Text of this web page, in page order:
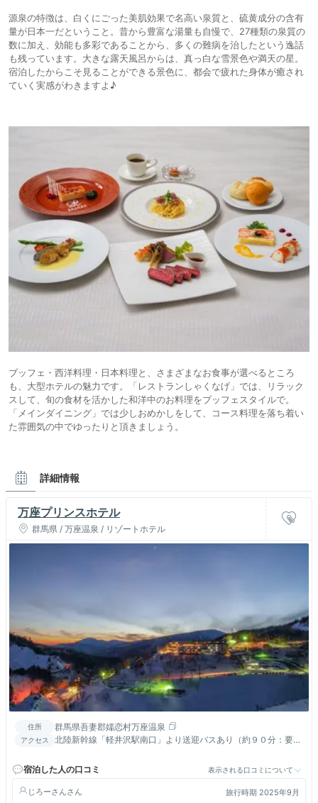
源泉の特徴は、白くにごった美肌効果で名高い泉質と、硫黄成分の含有
量が日本一だということ。昔から豊富な湯量も自慢で、27種類の泉質の
数に加え、効能も多彩であることから、多くの難病を治したという逸話
も残っています。大きな露天風呂からは、真っ白な雪景色や満天の星。
宿泊したからこそ見ることができる景色に、都会で疲れた身体が癒され
ていく実感がわきますよ♪
ブッフェ・西洋料理・日本料理と、さまざまなお食事が選べるところ
も、大型ホテルの魅力です。「レストランしゃくなげ」では、リラック
スして、旬の食材を活かした和洋中のお料理をブッフェスタイルで。
「メインダイニング」では少しおめかしをして、コース料理を落ち着い
た雰囲気の中でゆったりと頂きましょう。
詳細情報
万座プリンスホテル
群馬県 / 万座温泉 / リゾートホテル
住所 群馬県吾妻郡嬬恋村万座温泉
アクセス
北陸新幹線「軽井沢駅南口」より送迎バスあり（約９０分：要事
宿泊した人の口コミ
表示される口コミについて
じろーさん 旅行時期 2025年9月